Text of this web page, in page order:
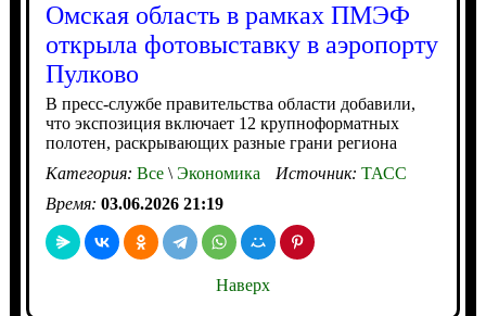
Омская область в рамках ПМЭФ
открыла фотовыставку в аэропорту
Пулково
В пресс-службе правительства области добавили,
что экспозиция включает 12 крупноформатных
полотен, раскрывающих разные грани региона
Категория: Все\Экономика Источник: ТАСС
Время: 03.06.2026 21:19
Наверх